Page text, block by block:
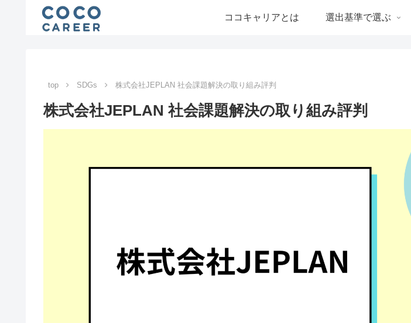
ココキャリアとは 選出基準で選ぶ
top SDGs 株式会社JEPLAN 社会課題解決の取り組み評判
株式会社JEPLAN 社会課題解決の取り組み評判